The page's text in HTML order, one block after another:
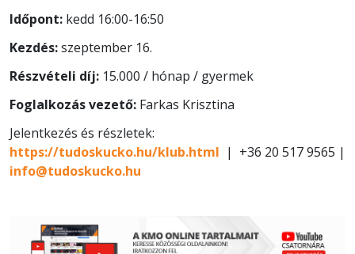
Időpont: kedd 16:00-16:50
Kezdés:szeptember 16.
Részvételi díj: 15.000 / hónap / gyermek
Foglalkozás vezető: Farkas Krisztina
Jelentkezés és részletek:
https://tudoskucko.hu/klub.html | +36 20 517 9565 |
info@tudoskucko.hu